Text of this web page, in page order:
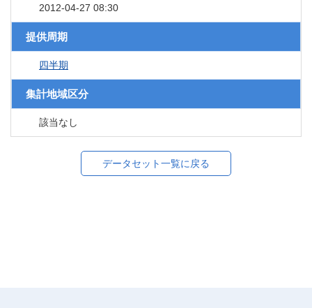
2012-04-27 08:30
提供周期
四半期
集計地域区分
該当なし
データセット一覧に戻る